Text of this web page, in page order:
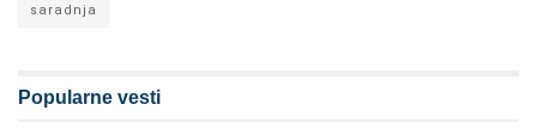
saradnja
Popularne vesti